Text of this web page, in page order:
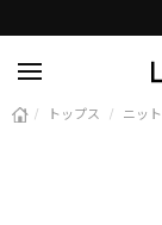
/ トップス / ニット